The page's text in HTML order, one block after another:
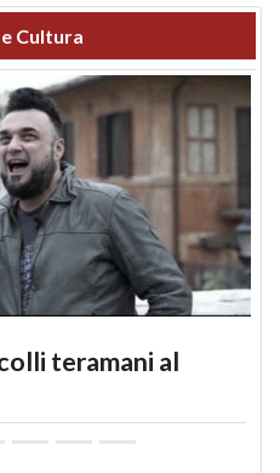
Cultura
teramani al